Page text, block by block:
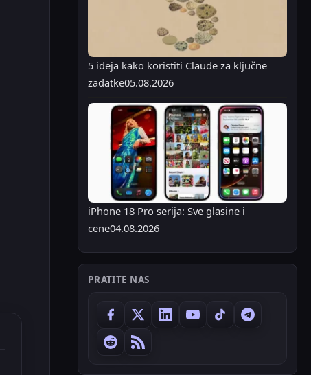
5 ideja kako koristiti Claude za ključne
zadatke05.08.2026
iPhone 18 Pro serija: Sve glasine i
cene04.08.2026
PRATITE NAS